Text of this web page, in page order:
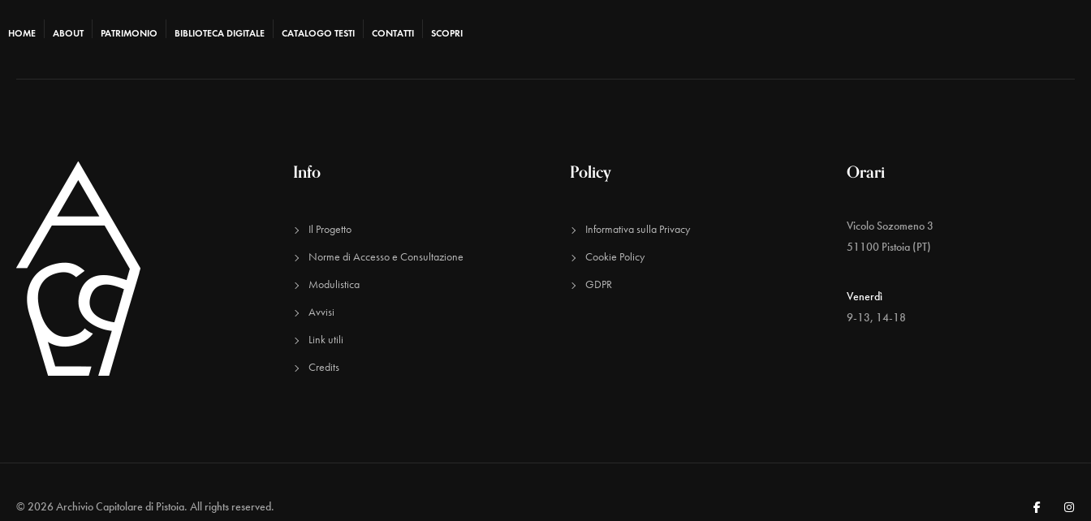
HOME ABOUT PATRIMONIO BIBLIOTECA DIGITALE CATALOGO TESTI CONTATTI SCOPRI
Info
Il Progetto
Norme di Accesso e Consultazione
Modulistica
Avvisi
Link utili
Credits
Policy
Informativa sulla Privacy
Cookie Policy
GDPR
Orari
Vicolo Sozomeno 3
51100 Pistoia (PT)
Venerdì
9-13, 14-18
© 2026 Archivio Capitolare di Pistoia. All rights reserved.